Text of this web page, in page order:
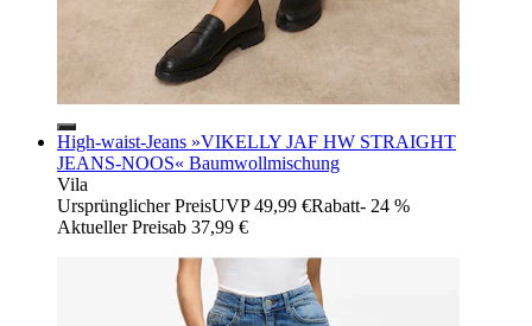
High-waist-Jeans »VIKELLY JAF HW STRAIGHT
JEANS-NOOS« Baumwollmischung
Vila
Ursprünglicher PreisUVP 49,99 €Rabatt- 24 %
Aktueller Preisab 37,99 €